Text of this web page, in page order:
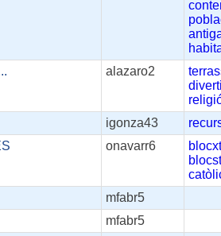
alazaro2
igonza43
onavarr6
mfabr5
mfabr5